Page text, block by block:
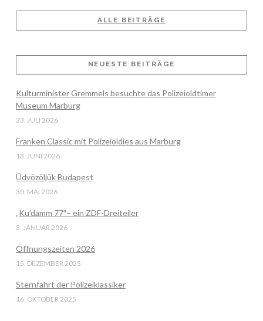
ALLE BEITRÄGE
NEUESTE BEITRÄGE
Kulturminister Gremmels besuchte das Polizeioldtimer
Museum Marburg
23. JULI 2026
Franken Classic mit Polizeioldies aus Marburg
13. JUNI 2026
Üdvözöljük Budapest
30. MAI 2026
„Ku’damm 77″– ein ZDF-Dreiteiler
3. JANUAR 2026
Öffnungszeiten 2026
15. DEZEMBER 2025
Sternfahrt der Polizeiklassiker
16. OKTOBER 2025